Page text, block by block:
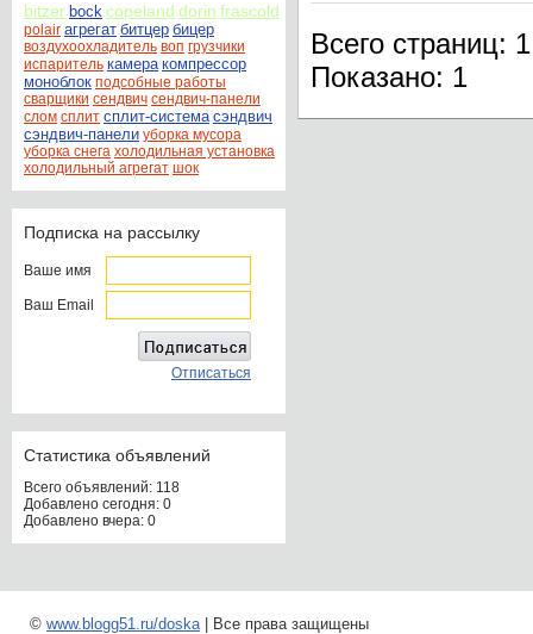
Всего страниц: 1
Показано: 1
bitzer bock copeland dorin frascold
polair агрегат битцер бицер
воздухоохладитель воп грузчики
испаритель камера компрессор
моноблок подсобные работы
сварщики сендвич сендвич-панели
слом сплит сплит-система сэндвич
сэндвич-панели уборка мусора
уборка снега холодильная установка
холодильный агрегат шок
Подписка на рассылку
Ваше имя
Ваш Email
Отписаться
Статистика объявлений
Всего объявлений: 118
Добавлено сегодня: 0
Добавлено вчера: 0
© www.blogg51.ru/doska| Все права защищены